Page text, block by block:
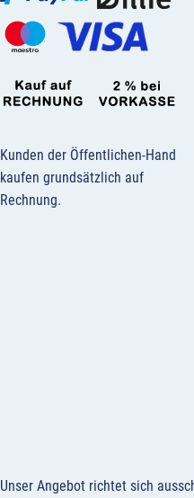
Kunden der Öffentlichen-Hand
kaufen grundsätzlich auf
Rechnung.
Unser Angebot richtet sich